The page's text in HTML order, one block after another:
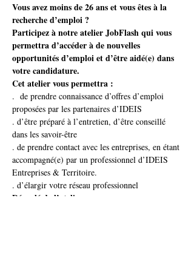
Vous avez moins de 26 ans et vous êtes à la
recherche d’emploi ?
Participez à notre atelier JobFlash qui vous
permettra d’accéder à de nouvelles
opportunités d’emploi et d’être aidé(e) dans
votre candidature.
Cet atelier vous permettra :
.  de prendre connaissance d’offres d’emploi
proposées par les partenaires d’IDEIS
. d’être préparé à l’entretien, d’être conseillé
dans les savoir-être
. de prendre contact avec les entreprises, en étant
accompagné(e) par un professionnel d’IDEIS
Entreprises & Territoire.
. d’élargir votre réseau professionnel
Déroulé de l’atelier :